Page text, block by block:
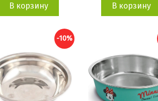
В корзину В корзину
-10%